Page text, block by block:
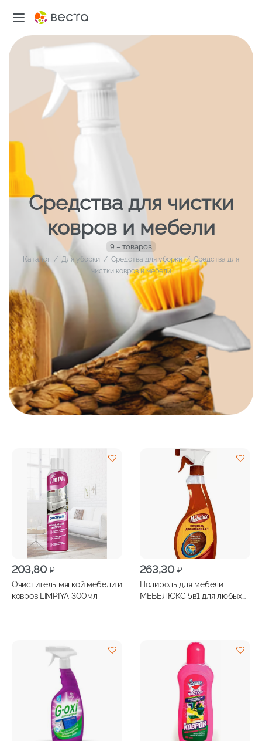
Средства для чистки
ковров и мебели
9 – товаров
Каталог / Для уборки / Средства для уборки / Средства для
чистки ковров и мебели
203,80 ₽
Очиститель мягкой мебели и
ковров LIMPIYA 300мл
263,30 ₽
Полироль для мебели
МЕБЕЛЮКС 5в1 для любых